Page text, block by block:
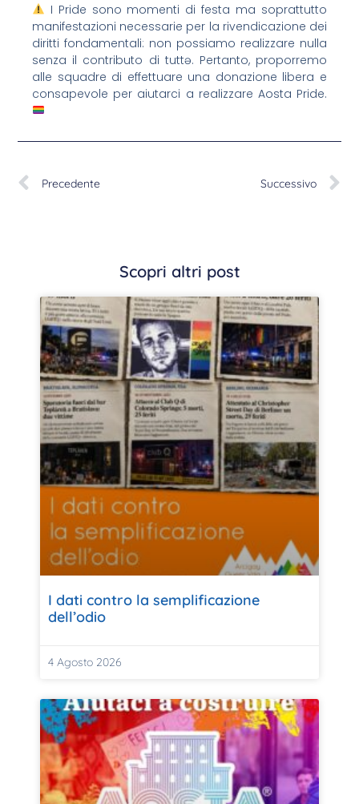
I Pride sono momenti di festa ma soprattutto
manifestazioni necessarie per la rivendicazione dei
diritti fondamentali: non possiamo realizzare nulla
senza il contributo di tuttə. Pertanto, proporremo
alle squadre di effettuare una donazione libera e
consapevole per aiutarci a realizzare Aosta Pride.
Precedente Successivo
Scopri altri post
I dati contro la semplificazione
dell’odio
4 Agosto 2026